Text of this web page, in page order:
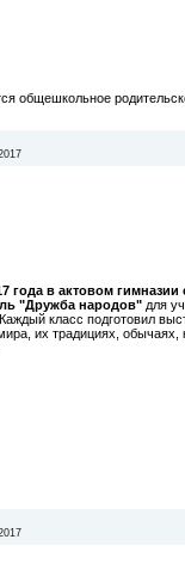
общешкольное
года в актовом гимназии
"Дружба народов" для
класс подготовил
их традициях, обычаях,